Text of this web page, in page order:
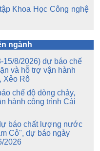
Khoa Học Công nghệ
ngành
15/8/2026) dự báo chế
và hỗ trợ vận hành
Xẻo Rô
chế độ dòng chảy,
hành công trình Cái
báo chất lượng nước
Cỏ", dự báo ngày
2026